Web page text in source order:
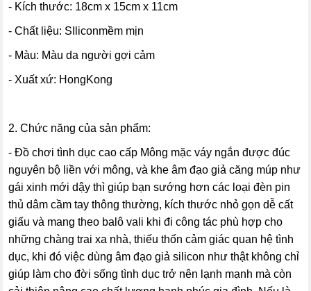
- Kích thước: 18cm x 15cm x 11cm
- Chất liệu: SIliconmềm mịn
- Màu: Màu da người gợi cảm
- Xuất xứ: HongKong
2. Chức năng của sản phẩm:
- Đồ chơi tình dục cao cấp Mông mặc váy ngắn được đúc
nguyên bộ liền với mông, và khe âm đạo giả căng múp như
gái xinh mới dậy thì giúp bạn sướng hơn các loại đèn pin
thủ dâm cầm tay thông thường, kích thước nhỏ gọn dễ cất
giấu và mang theo balô vali khi đi công tác phù hợp cho
những chàng trai xa nhà, thiếu thốn cảm giác quan hệ tình
dục, khi đó việc dùng âm đạo giả silicon như thật không chỉ
giúp làm cho đời sống tình dục trở nên lạnh mạnh mà còn